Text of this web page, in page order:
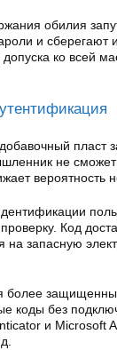
обилия
и
ко всей
пласт
не сможет
вероятность
Код
запасную
более
коды без
и Microsoft